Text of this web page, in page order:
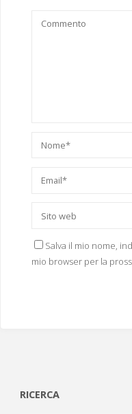
Salva il mio nome,
mio browser per la
RICERCA